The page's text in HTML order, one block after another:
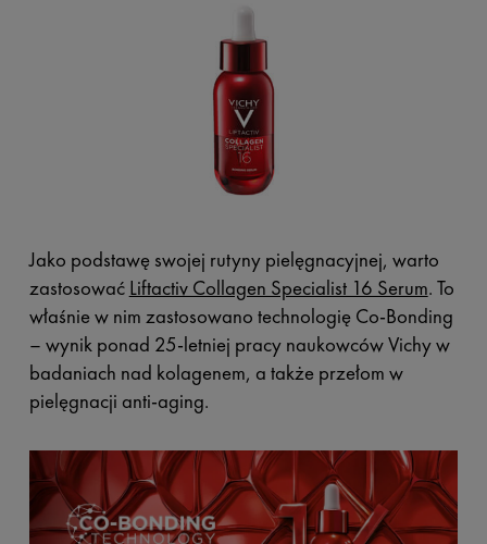
Jako podstawę swojej rutyny pielęgnacyjnej, warto
zastosować Liftactiv Collagen Specialist 16 Serum. To
właśnie w nim zastosowano technologię Co-Bonding
– wynik ponad 25-letniej pracy naukowców Vichy w
badaniach nad kolagenem, a także przełom w
pielęgnacji anti-aging.